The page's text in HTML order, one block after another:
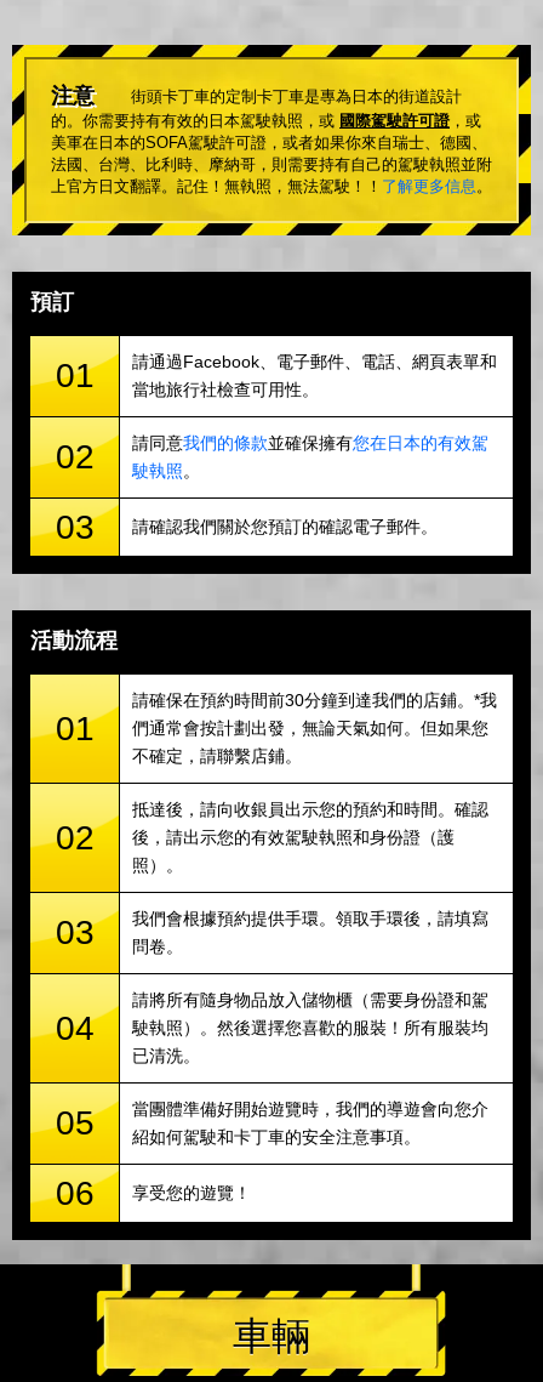
注意
街頭卡丁車的定制卡丁車是專為日本的街道設計
的。你需要持有有效的日本駕駛執照，或 國際駕駛許可證，或
美軍在日本的SOFA駕駛許可證，或者如果你來自瑞士、德國、
法國、台灣、比利時、摩納哥，則需要持有自己的駕駛執照並附
上官方日文翻譯。記住！無執照，無法駕駛！！ 了解更多信息。
預訂
01
請通過Facebook、電子郵件、電話、網頁表單和
當地旅行社檢查可用性。
02 請同意我們的條款並確保擁有您在日本的有效駕
駛執照。
03 請確認我們關於您預訂的確認電子郵件。
活動流程
01
請確保在預約時間前30分鐘到達我們的店鋪。*我
們通常會按計劃出發，無論天氣如何。但如果您
不確定，請聯繫店鋪。
02
抵達後，請向收銀員出示您的預約和時間。確認
後，請出示您的有效駕駛執照和身份證（護
照）。
03
我們會根據預約提供手環。領取手環後，請填寫
問卷。
04
請將所有隨身物品放入儲物櫃（需要身份證和駕
駛執照）。然後選擇您喜歡的服裝！所有服裝均
已清洗。
05
當團體準備好開始遊覽時，我們的導遊會向您介
紹如何駕駛和卡丁車的安全注意事項。
06 享受您的遊覽！
車輛